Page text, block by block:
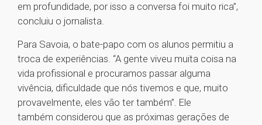
em profundidade, por isso a conversa foi muito rica”,
concluiu o jornalista.
Para Savoia, o bate-papo com os alunos permitiu a
troca de experiências. “A gente viveu muita coisa na
vida profissional e procuramos passar alguma
vivência, dificuldade que nós tivemos e que, muito
provavelmente, eles vão ter também”. Ele
também considerou que as próximas gerações de